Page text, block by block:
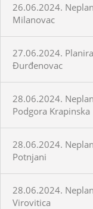
26.06.2024.
Milanovac
27.06.2024.
Đurđenovac
28.06.2024.
Podgora Krapinska
28.06.2024.
Potnjani
28.06.2024.
Virovitica